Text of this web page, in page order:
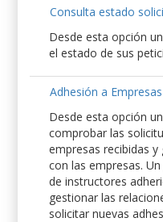
Consulta estado
Desde esta opción
el estado de sus
Adhesión a Empresas
Desde esta opción
comprobar las
empresas recibidas
con las empresas.
de instructores
gestionar las
solicitar nuevas